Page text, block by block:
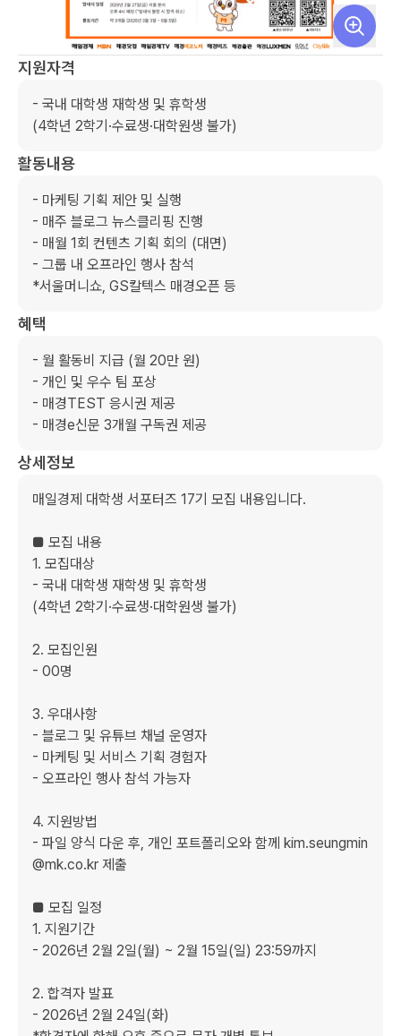
지원자격
- 국내 대학생 재학생 및 휴학생
(4학년 2학기·수료생·대학원생 불가)
활동내용
- 마케팅 기획 제안 및 실행
- 매주 블로그 뉴스클리핑 진행
- 매월 1회 컨텐츠 기획 회의 (대면)
- 그룹 내 오프라인 행사 참석
*서울머니쇼, GS칼텍스 매경오픈 등
혜택
- 월 활동비 지급 (월 20만 원)
- 개인 및 우수 팀 포상
- 매경TEST 응시권 제공
- 매경e신문 3개월 구독권 제공
상세정보
매일경제 대학생 서포터즈 17기 모집 내용입니다.
■ 모집 내용
1. 모집대상
- 국내 대학생 재학생 및 휴학생
(4학년 2학기·수료생·대학원생 불가)
2. 모집인원
- 00명
3. 우대사항
- 블로그 및 유튜브 채널 운영자
- 마케팅 및 서비스 기획 경험자
- 오프라인 행사 참석 가능자
4. 지원방법
- 파일 양식 다운 후, 개인 포트폴리오와 함께 kim.seungmin
@mk.co.kr 제출
■ 모집 일정
1. 지원기간
- 2026년 2월 2일(월) ~ 2월 15일(일) 23:59까지
2. 합격자 발표
- 2026년 2월 24일(화)